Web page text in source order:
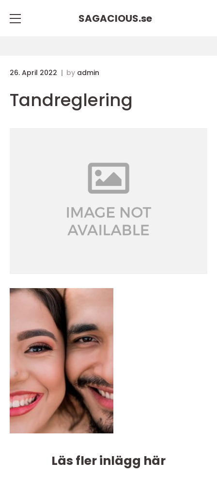
SAGACIOUS.se
26. April 2022 by admin
Tandreglering
Läs fler inlägg här